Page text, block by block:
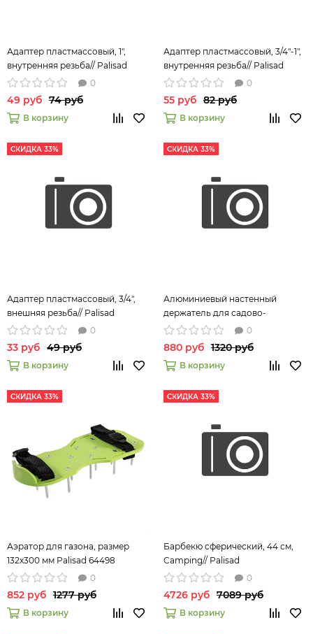
Адаптер пластмассовый, 1",
внутренняя резьба// Palisad
0
49 руб 74 руб
В корзину
Адаптер пластмассовый, 3/4"-1",
внутренняя резьба// Palisad
0
55 руб 82 руб
В корзину
СКИДКА 33%
Адаптер пластмассовый, 3/4",
внешняя резьба// Palisad
0
33 руб 49 руб
В корзину
СКИДКА 33%
Алюминиевый настенный
держатель для садово-
огородного инструмента, 3
ячейки, 3 крюка// Palisad
0
880 руб 1320 руб
В корзину
СКИДКА 33%
Аэратор для газона, размер
132х300 мм Palisad 64498
0
852 руб 1277 руб
В корзину
СКИДКА 33%
Барбекю сферический, 44 см,
Camping// Palisad
0
4726 руб 7089 руб
В корзину